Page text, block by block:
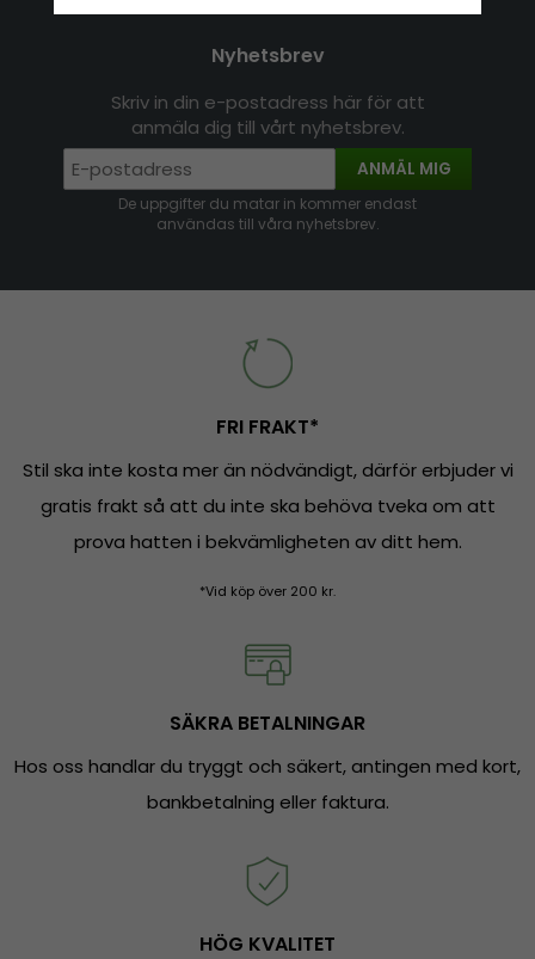
Nyhetsbrev
Skriv in din e-postadress här för att
anmäla dig till vårt nyhetsbrev.
ANMÄL MIG
De uppgifter du matar in kommer endast
användas till våra nyhetsbrev.
FRI FRAKT*
Stil ska inte kosta mer än nödvändigt, därför erbjuder vi
gratis frakt så att du inte ska behöva tveka om att
prova hatten i bekvämligheten av ditt hem.
*Vid köp över 200 kr.
SÄKRA BETALNINGAR
Hos oss handlar du tryggt och säkert, antingen med kort,
bankbetalning eller faktura.
HÖG KVALITET